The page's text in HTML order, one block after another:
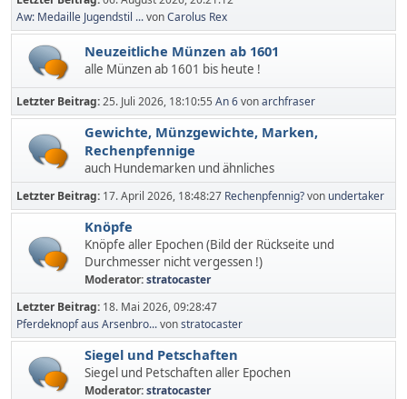
Aw: Medaille Jugendstil ...vonCarolus Rex
Neuzeitliche Münzen ab 1601
alle Münzen ab 1601 bis heute !
Letzter Beitrag:25. Juli 2026, 18:10:55 An 6vonarchfraser
Gewichte, Münzgewichte, Marken,
Rechenpfennige
auch Hundemarken und ähnliches
Letzter Beitrag: 17. April 2026, 18:48:27 Rechenpfennig?von undertaker
Knöpfe
Knöpfe aller Epochen (Bild der Rückseite und
Durchmesser nicht vergessen !)
Moderator:stratocaster
Letzter Beitrag: 18. Mai 2026, 09:28:47
Pferdeknopf aus Arsenbro...vonstratocaster
Siegel und Petschaften
Siegel und Petschaften aller Epochen
Moderator:stratocaster